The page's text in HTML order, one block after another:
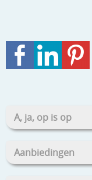
A, ja, op is op
Aanbiedingen